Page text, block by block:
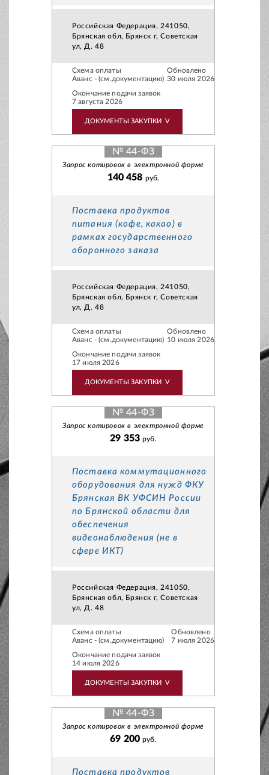
Российская Федерация, 241050,
Брянская обл, Брянск г, Советская
ул, Д. 48
Схема оплаты
Аванс - (см.документацию)
Обновлено
30 июля 2026
Окончание подачи заявок
7 августа 2026
ДОКУМЕНТЫ ЗАКУПКИ V
№ 44-ФЗ
Запрос котировок в электронной форме
140 458 руб.
Поставка продуктов
питания (кофе, какао) в
рамках государственного
оборонного заказа
Российская Федерация, 241050,
Брянская обл, Брянск г, Советская
ул, Д. 48
Схема оплаты
Аванс - (см.документацию)
Обновлено
10 июля 2026
Окончание подачи заявок
17 июля 2026
ДОКУМЕНТЫ ЗАКУПКИ V
№ 44-ФЗ
Запрос котировок в электронной форме
29 353руб.
Поставка коммутационного
оборудования для нужд ФКУ
Брянская ВК УФСИН России
по Брянской области для
обеспечения
видеонаблюдения (не в
сфере ИКТ)
Российская Федерация, 241050,
Брянская обл, Брянск г, Советская
ул, Д. 48
Схема оплаты
Аванс - (см.документацию)
Обновлено
7 июля 2026
Окончание подачи заявок
14 июля 2026
ДОКУМЕНТЫ ЗАКУПКИ V
№ 44-ФЗ
Запрос котировок в электронной форме
69 200руб.
Поставка продуктов